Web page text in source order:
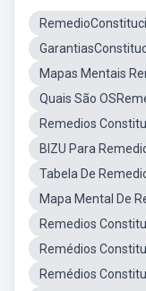
Mapas Mentais
Quais São
Remedios
BIZU Para
Tabela De
Mapa Mental De
Remedios
Remédios
Remédios